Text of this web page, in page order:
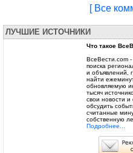
[ Все
ЛУЧШИЕ ИСТОЧНИКИ
Что такое
ВсеВести.com -
поиска
и объявлений,
найти
обновляемую
тысяч
свои новости и
обсудить
считанные
собственную
Подробнее...